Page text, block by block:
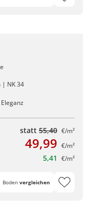
| NK 34
statt 55,40 €/m²
49,99 €/m²
5,41 €/m²
Boden vergleichen